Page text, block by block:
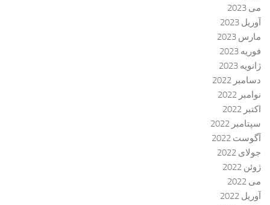
می 2023
آوریل 2023
مارس 2023
فوریه 2023
ژانویه 2023
دسامبر 2022
نوامبر 2022
اکتبر 2022
سپتامبر 2022
آگوست 2022
جولای 2022
ژوئن 2022
می 2022
آوریل 2022